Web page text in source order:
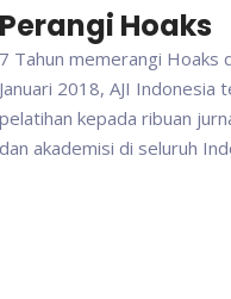
Perangi Hoaks
7 Tahun memerangi Hoaks
Januari 2018, AJI Indonesia
pelatihan kepada ribuan
dan akademisi di seluruh